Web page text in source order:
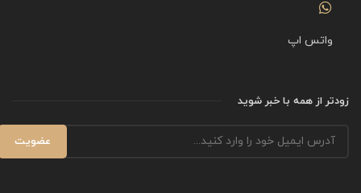
واتس اپ
زودتر از همه با خبر شوید